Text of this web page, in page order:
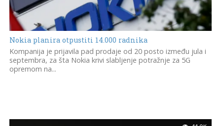
Nokia planira otpustiti 14.000 radnika
Kompanija je prijavila pad prodaje od 20 posto između jula i
septembra, za šta Nokia krivi slabljenje potražnje za 5G
opremom na...